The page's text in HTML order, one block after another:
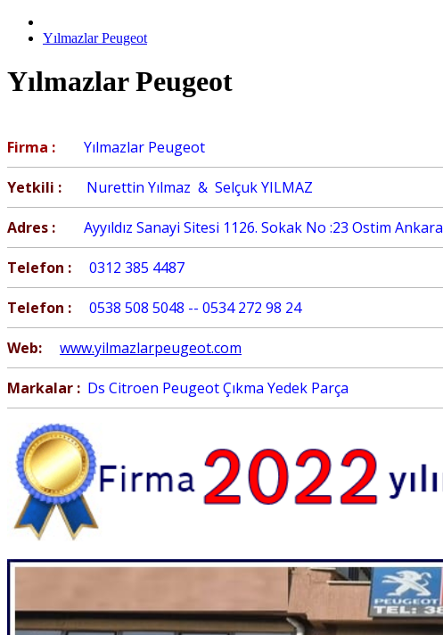
Yılmazlar Peugeot
Yılmazlar Peugeot
Firma : Yılmazlar Peugeot
Yetkili : Nurettin Yılmaz & Selçuk YILMAZ
Adres : Ayyıldız Sanayi Sitesi 1126. Sokak No :23 Ostim Ankara
Telefon : 0312 385 4487
Telefon : 0538 508 5048 -- 0534 272 98 24
Web: www.yilmazlarpeugeot.com
Markalar : Ds Citroen Peugeot Çıkma Yedek Parça